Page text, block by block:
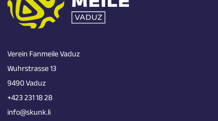
Verein Fanmeile Vaduz
Wuhrstrasse 13
9490 Vaduz
+423 231 18 28
info@skunk.li